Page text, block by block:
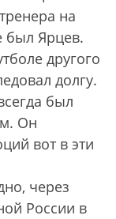
на
был Ярцев.
другого
долгу.
был
Он
вот в эти
через
России в